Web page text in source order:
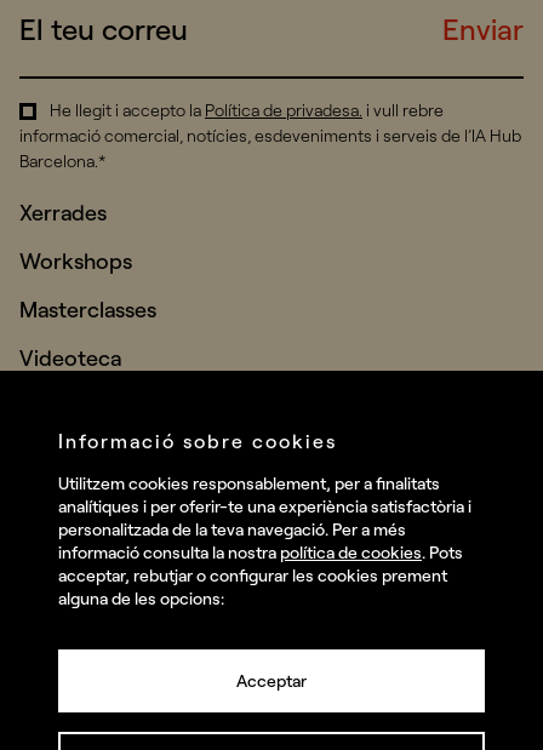
Enviar
He llegit i accepto la Política de privadesa. i vull rebre
informació comercial, notícies, esdeveniments i serveis de l’IA Hub
Barcelona.*
Xerrades
Workshops
Masterclasses
Videoteca
Nosaltres
Contacte
Informació sobre cookies
Utilitzem cookies responsablement, per a finalitats
analítiques i per oferir-te una experiència satisfactòria i
personalitzada de la teva navegació. Per a més
informació consulta la nostra política de cookies. Pots
acceptar, rebutjar o configurar les cookies prement
alguna de les opcions:
Acceptar